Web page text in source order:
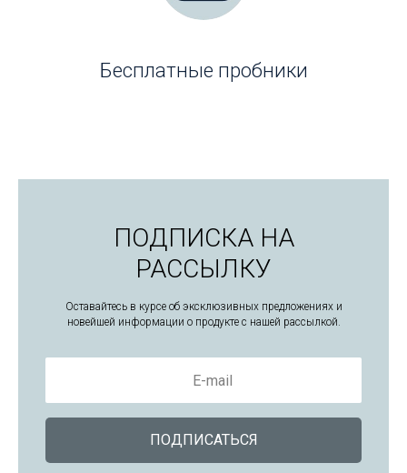
Бесплатные пробники
ПОДПИСКА НА
РАССЫЛКУ
Оставайтесь в курсе об эксклюзивных предложениях и
новейшей информации о продукте с нашей рассылкой.
E-mail
ПОДПИСАТЬСЯ